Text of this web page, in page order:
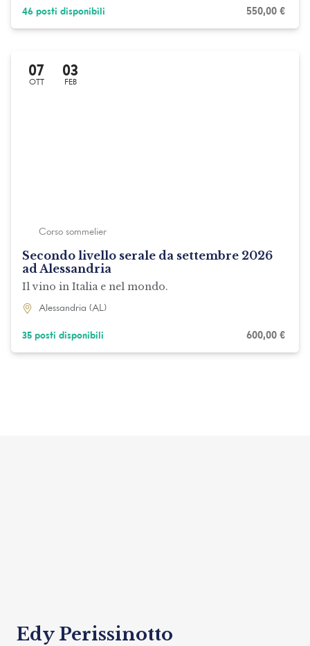
46 posti disponibili 550,00 €
07
OTT
03
FEB
Corso sommelier
Secondo livello serale da settembre 2026
ad Alessandria
Il vino in Italia e nel mondo.
Alessandria (AL)
35 posti disponibili 600,00 €
Edy Perissinotto